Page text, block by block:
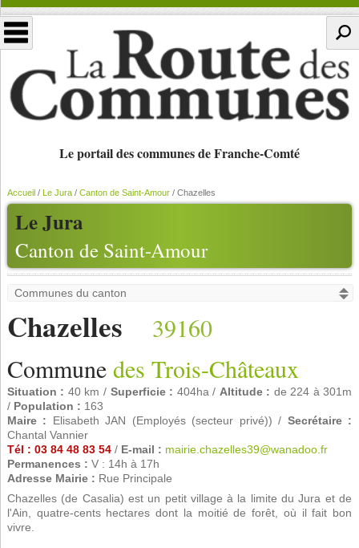
Le portail des communes de Franche-Comté
Le Jura
Canton de Saint-Amour
Accueil/ Le Jura/ Canton de Saint-Amour/ Chazelles
Chazelles
39160
Commune des Trois-Châteaux
Situation : 40 km / Superficie : 404ha / Altitude : de 224 à 301m
/ Population : 163
Maire : Elisabeth JAN (Employés (secteur privé)) / Secrétaire :
Chantal Vannier
Tél : 03 84 48 83 54/ E-mail : mairie.chazelles39@wanadoo.fr
Permanences : V : 14h à 17h
Adresse Mairie : Rue Principale
Chazelles (de Casalia) est un petit village à la limite du Jura et de
l'Ain, quatre-cents hectares dont la moitié de forêt, où il fait bon
vivre.